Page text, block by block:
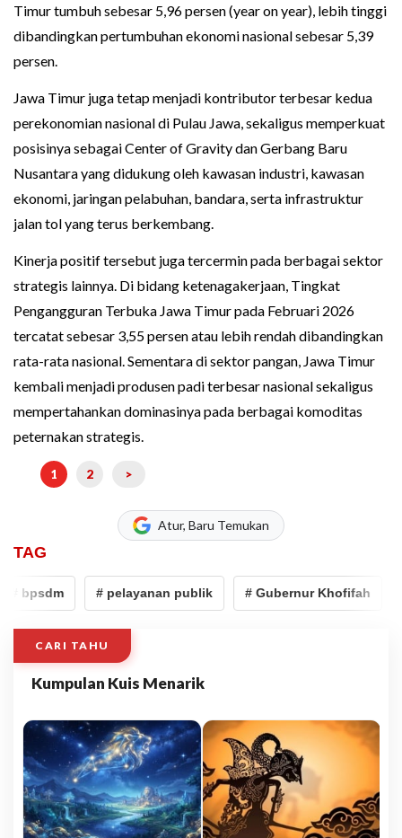
Timur tumbuh sebesar 5,96 persen (year on year), lebih tinggi
dibandingkan pertumbuhan ekonomi nasional sebesar 5,39
persen.
Jawa Timur juga tetap menjadi kontributor terbesar kedua
perekonomian nasional di Pulau Jawa, sekaligus memperkuat
posisinya sebagai Center of Gravity dan Gerbang Baru
Nusantara yang didukung oleh kawasan industri, kawasan
ekonomi, jaringan pelabuhan, bandara, serta infrastruktur
jalan tol yang terus berkembang.
Kinerja positif tersebut juga tercermin pada berbagai sektor
strategis lainnya. Di bidang ketenagakerjaan, Tingkat
Pengangguran Terbuka Jawa Timur pada Februari 2026
tercatat sebesar 3,55 persen atau lebih rendah dibandingkan
rata-rata nasional. Sementara di sektor pangan, Jawa Timur
kembali menjadi produsen padi terbesar nasional sekaligus
mempertahankan dominasinya pada berbagai komoditas
peternakan strategis.
1 2 >
Atur, Baru Temukan
TAG
bpsdm # pelayanan publik # Gubernur Khofifah
CARI TAHU
Kumpulan Kuis Menarik